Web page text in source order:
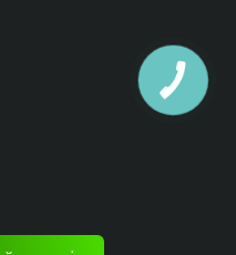
КНОПКА
ЗВ'ЯЗКУ